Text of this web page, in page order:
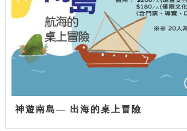
神遊南島— 出海的桌上冒險